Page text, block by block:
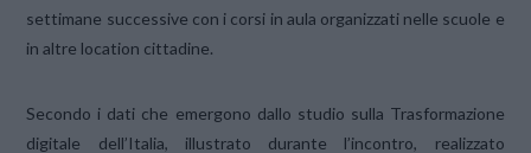
settimane successive con i corsi in aula organizzati nelle scuole e
in altre location cittadine.
Secondo i dati che emergono dallo studio sulla Trasformazione
digitale dell’Italia, illustrato durante l’incontro, realizzato